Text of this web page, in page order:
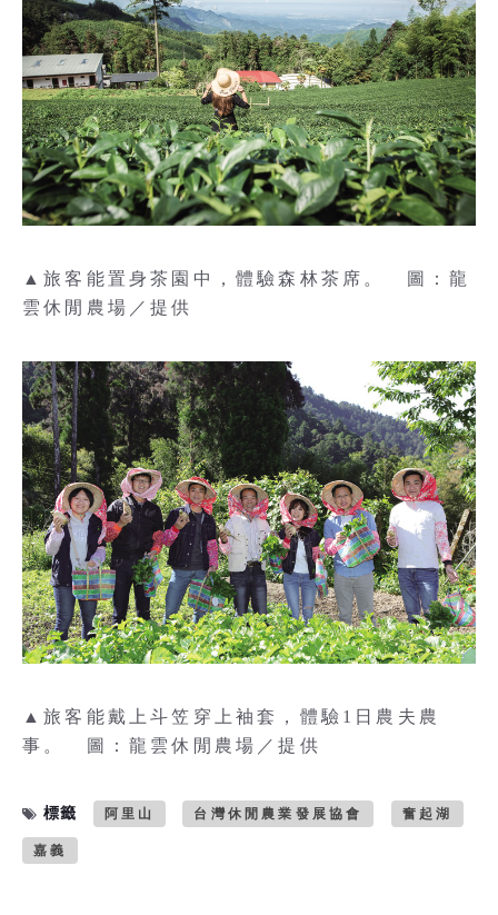
▲旅客能置身茶園中，體驗森林茶席。 圖：龍
雲休閒農場／提供
▲旅客能戴上斗笠穿上袖套，體驗1日農夫農
事。 圖：龍雲休閒農場／提供
標籤 阿里山 台灣休閒農業發展協會 奮起湖
嘉義